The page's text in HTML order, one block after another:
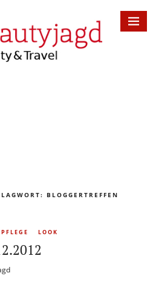
BLOGGERTREFFEN
LOOK